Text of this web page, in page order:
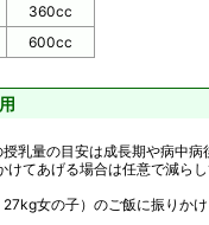
360cc
600cc
乳量の目安は成長期や病中病
けてあげる場合は任意で減ら
女の子）のご飯に振りか